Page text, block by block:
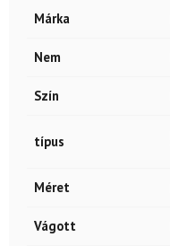
Márka
Nem
Szín
típus
Méret
Vágott